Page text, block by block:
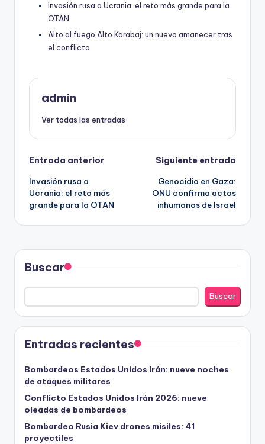
Invasión rusa a Ucrania: el reto más grande para la
OTAN
Alto al fuego Alto Karabaj: un nuevo amanecer tras
el conflicto
admin
Ver todas las entradas
Navegación
de
entradas
Entrada anterior
Invasión rusa a
Ucrania: el reto más
grande para la OTAN
Siguiente entrada
Genocidio en Gaza:
ONU confirma actos
inhumanos de Israel
Buscar
Buscar
Entradas recientes
Bombardeos Estados Unidos Irán: nueve noches
de ataques militares
Conflicto Estados Unidos Irán 2026: nueve
oleadas de bombardeos
Bombardeo Rusia Kiev drones misiles: 41
proyectiles